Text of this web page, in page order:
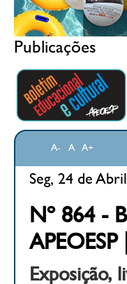
Publicações
A- A A+
Seg, 24 de
Nº 864 -
Exposição,